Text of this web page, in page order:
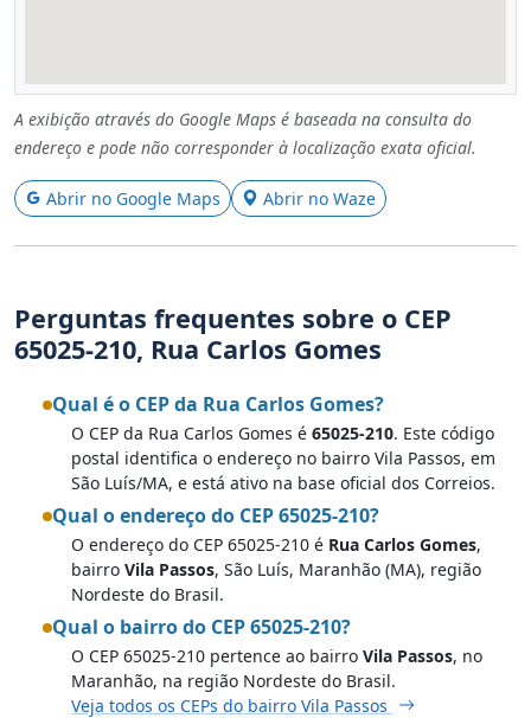
A exibição através do Google Maps é baseada na consulta do
endereço e pode não corresponder à localização exata oficial.
Abrir no Google Maps Abrir no Waze
Perguntas frequentes sobre o CEP
65025-210, Rua Carlos Gomes
Qual é o CEP da Rua Carlos Gomes?
O CEP da Rua Carlos Gomes é 65025-210. Este código
postal identifica o endereço no bairro Vila Passos, em
São Luís/MA, e está ativo na base oficial dos Correios.
Qual o endereço do CEP 65025-210?
O endereço do CEP 65025-210 é Rua Carlos Gomes,
bairro Vila Passos, São Luís, Maranhão (MA), região
Nordeste do Brasil.
Qual o bairro do CEP 65025-210?
O CEP 65025-210 pertence ao bairro Vila Passos, no
Maranhão, na região Nordeste do Brasil.
Veja todos os CEPs do bairro Vila Passos